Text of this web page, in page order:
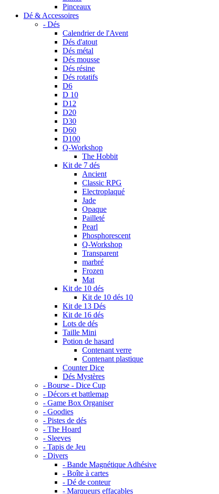
Pinceaux
Dé & Accessoires
- Dés
Calendrier de l'Avent
Dés d'atout
Dés métal
Dés mousse
Dés résine
Dés rotatifs
D6
D 10
D12
D20
D30
D60
D100
Q-Workshop
The Hobbit
Kit de 7 dés
Ancient
Classic RPG
Electroplaqué
Jade
Opaque
Pailleté
Pearl
Phosphorescent
Q-Workshop
Transparent
marbré
Frozen
Mat
Kit de 10 dés
Kit de 10 dés 10
Kit de 13 Dés
Kit de 16 dés
Lots de dés
Taille Mini
Potion de hasard
Contenant verre
Contenant plastique
Counter Dice
Dés Mystères
- Bourse - Dice Cup
- Décors et battlemap
- Game Box Organiser
- Goodies
- Pistes de dés
- The Hoard
- Sleeves
- Tapis de Jeu
- Divers
- Bande Magnétique Adhésive
- Boîte à cartes
- Dé de conteur
- Marqueurs effaçables